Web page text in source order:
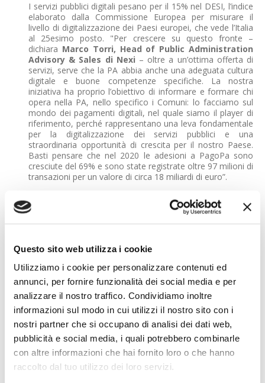
Questo sito web utilizza i cookie
Utilizziamo i cookie per personalizzare contenuti ed
annunci, per fornire funzionalità dei social media e per
analizzare il nostro traffico. Condividiamo inoltre
informazioni sul modo in cui utilizzi il nostro sito con i
nostri partner che si occupano di analisi dei dati web,
pubblicità e social media, i quali potrebbero combinarle
con altre informazioni che hai fornito loro o che hanno
raccolto dal tuo utilizzo dei loro servizi.
I servizi pubblici digitali pesano per il 15% nel DESI, l’indice
elaborato dalla Commissione Europea per misurare il
livello di digitalizzazione dei Paesi europei, che vede l’Italia
al 25esimo posto. "Per crescere su questo fronte –
dichiara Marco Torri, Head of Public Administration
Advisory & Sales di Nexi – oltre a un’ottima offerta di
servizi, serve che la PA abbia anche una adeguata cultura
digitale e buone competenze specifiche. La nostra
iniziativa ha proprio l’obiettivo di informare e formare chi
opera nella PA, nello specifico i Comuni: lo facciamo sul
mondo dei pagamenti digitali, nel quale siamo il player di
riferimento, perché rappresentano una leva fondamentale
per la digitalizzazione dei servizi pubblici e una
straordinaria opportunità di crescita per il nostro Paese.
Basti pensare che nel 2020 le adesioni a PagoPa sono
cresciute del 69% e sono state registrate oltre 97 milioni di
transazioni per un valore di circa 18 miliardi di euro”.
Oltre ai webinar realizzati in collaborazione con Visa, Nexi
metterà a disposizione sul proprio sito un canale dedicato
pagamenti, avere risposte ai propri dubbi sull’evoluzione
digitale del settore e sulle nuove tendenze, tenersi
informati sulla normativa vigente.
“L’iniziativa che abbiamo realizzato con Nexi vuole
contribuire a far crescere le competenze digitali nella PA,
spesa dei cittadini, come nel caso della crescente
penetrazione dei pagamenti digitali nel nostro Paese, e di
supportare la PA stessa ad adeguarsi alla nuova
Acquiring Manager di Visa Italia. I Comuni Italiani sono